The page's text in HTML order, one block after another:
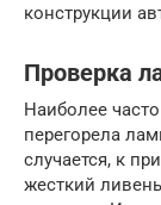
конструкции
Проверка
Наиболее
перегорела
случается, к
жесткий